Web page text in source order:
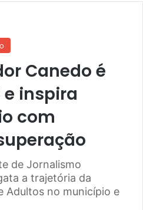
Canedo é
e inspira
com
de Jornalismo
a trajetória da
Adultos no município e